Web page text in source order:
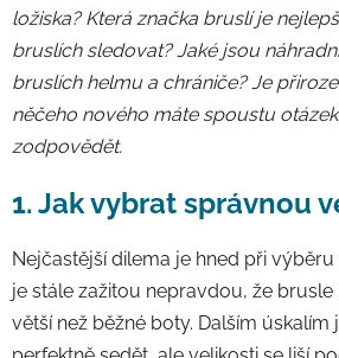
ložiska? Která značka bruslí je
bruslích sledovat? Jaké jsou
bruslích helmu a chrániče? Je
něčeho nového máte spoustu
zodpovědět.
1. Jak vybrat správnou
Nejčastější dilema je hned při
je stále zažitou nepravdou, že
větší než běžné boty. Dalším úskalím